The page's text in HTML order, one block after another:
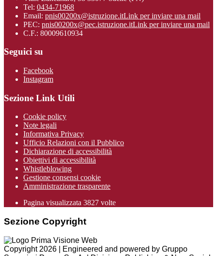
Tel: 0434-71968
Email: pnis00200x@istruzione.itLink per inviare una mail
PEC: pnis00200x@pec.istruzione.itLink per inviare una mail
C.F.: 80009610934
Seguici su
Facebook
Instagram
Sezione Link Utili
Cookie policy
Note legali
Informativa Privacy
Ufficio Relazioni con il Pubblico
Dichiarazione di accessibilità
Obiettivi di accessibilità
Whistleblowing
Gestione consensi cookie
Amministrazione trasparente
Pagina visualizzata 3827 volte
Sezione Copyright
Copyright 2026 | Engineered and powered by Gruppo